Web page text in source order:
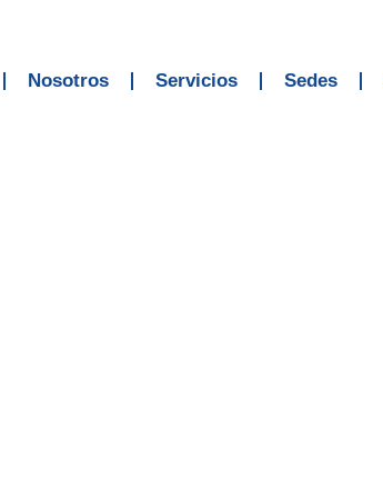
Nosotros Servicios Sedes